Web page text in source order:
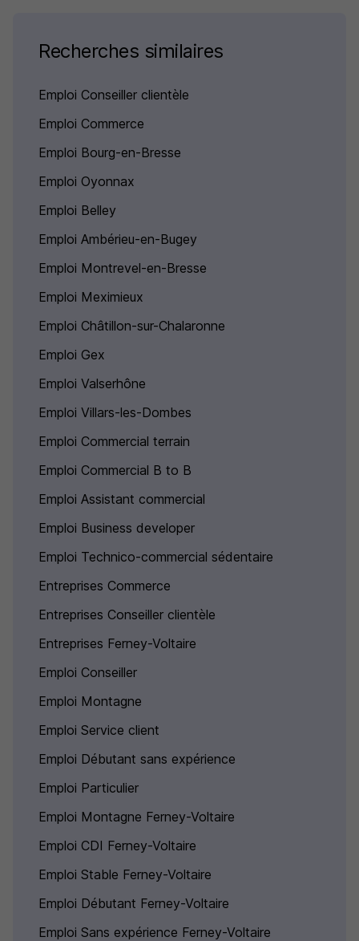
Recherches similaires
Emploi Conseiller clientèle
Emploi Commerce
Emploi Bourg-en-Bresse
Emploi Oyonnax
Emploi Belley
Emploi Ambérieu-en-Bugey
Emploi Montrevel-en-Bresse
Emploi Meximieux
Emploi Châtillon-sur-Chalaronne
Emploi Gex
Emploi Valserhône
Emploi Villars-les-Dombes
Emploi Commercial terrain
Emploi Commercial B to B
Emploi Assistant commercial
Emploi Business developer
Emploi Technico-commercial sédentaire
Entreprises Commerce
Entreprises Conseiller clientèle
Entreprises Ferney-Voltaire
Emploi Conseiller
Emploi Montagne
Emploi Service client
Emploi Débutant sans expérience
Emploi Particulier
Emploi Montagne Ferney-Voltaire
Emploi CDI Ferney-Voltaire
Emploi Stable Ferney-Voltaire
Emploi Débutant Ferney-Voltaire
Emploi Sans expérience Ferney-Voltaire